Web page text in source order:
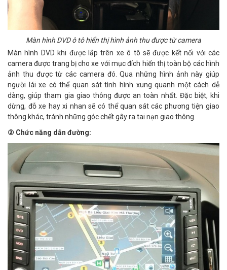
Màn hình DVD ô tô hiển thị hình ảnh thu được từ camera
Màn hình DVD khi được lắp trên xe ô tô sẽ được kết nối với các
camera được trang bị cho xe với mục đích hiển thị toàn bộ các hình
ảnh thu được từ các camera đó. Qua những hình ảnh này giúp
người lái xe có thể quan sát tình hình xung quanh một cách dễ
dàng, giúp tham gia giao thông được an toàn nhất. Đặc biệt, khi
dừng, đỗ xe hay xi nhan sẽ có thể quan sát các phương tiện giao
thông khác, tránh những góc chết gây ra tai nạn giao thông.
② Chức năng dẫn đường: